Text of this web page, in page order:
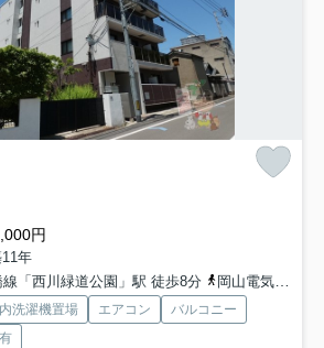
円
年
「西川緑道公園」駅 徒歩8分
岡山電気軌道東山本線「西川緑道公園」駅 徒歩8分
洗濯機置場 エアコン
バルコニー